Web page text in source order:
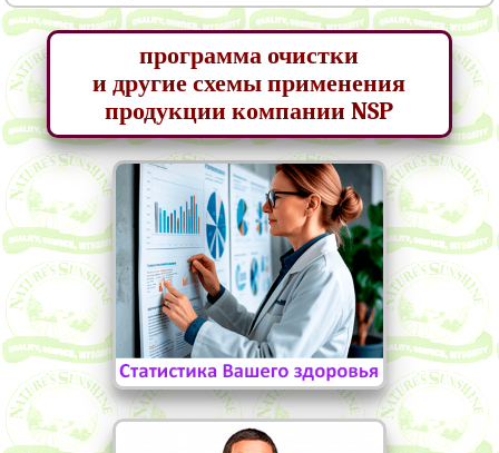
программа очистки
и другие схемы применения
продукции компании NSP